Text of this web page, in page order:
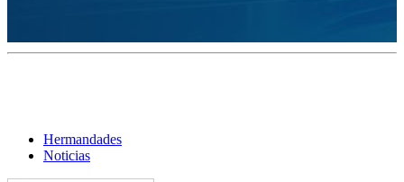
Hermandades
Noticias
¿Cuándo se construyó la primera ermita?
El traslado cada siete años